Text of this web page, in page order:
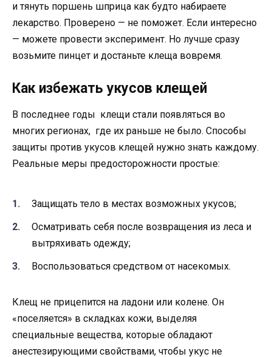
и тянуть поршень шприца как будто набираете
лекарство. Проверено — не поможет. Если интересно
— можете провести эксперимент. Но лучше сразу
возьмите пинцет и достаньте клеща вовремя.
Как избежать укусов клещей
В последнее годы клещи стали появляться во
многих регионах, где их раньше не было. Способы
защиты против укусов клещей нужно знать каждому.
Реальные меры предосторожности простые:
Защищать тело в местах возможных укусов;
Осматривать себя после возвращения из леса и
вытряхивать одежду;
Воспользоваться средством от насекомых.
Клещ не прицепится на ладони или колене. Он
«поселяется» в складках кожи, выделяя
специальные вещества, которые обладают
анестезирующими свойствами, чтобы укус не